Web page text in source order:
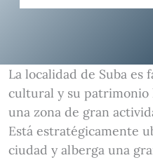
La localidad de Suba es
cultural y su patrimonio
una zona de gran
Está estratégicamente
ciudad y alberga una